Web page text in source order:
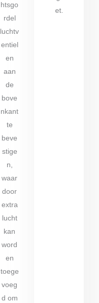
htsgo
rdel
luchtv
entiel
en
aan
de
bove
nkant
te
beve
stige
n,
waar
door
extra
lucht
kan
word
en
toege
voeg
d om
et.